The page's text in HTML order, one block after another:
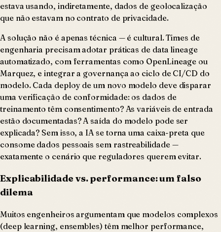
estava usando, indiretamente, dados de geolocalização
que não estavam no contrato de privacidade.
A solução não é apenas técnica — é cultural. Times de
engenharia precisam adotar práticas de data lineage
automatizado, com ferramentas como OpenLineage ou
Marquez, e integrar a governança ao ciclo de CI/CD do
modelo. Cada deploy de um novo modelo deve disparar
uma verificação de conformidade: os dados de
treinamento têm consentimento? As variáveis de entrada
estão documentadas? A saída do modelo pode ser
explicada? Sem isso, a IA se torna uma caixa-preta que
consome dados pessoais sem rastreabilidade —
exatamente o cenário que reguladores querem evitar.
Explicabilidade vs. performance: um falso
dilema
Muitos engenheiros argumentam que modelos complexos
(deep learning, ensembles) têm melhor performance,